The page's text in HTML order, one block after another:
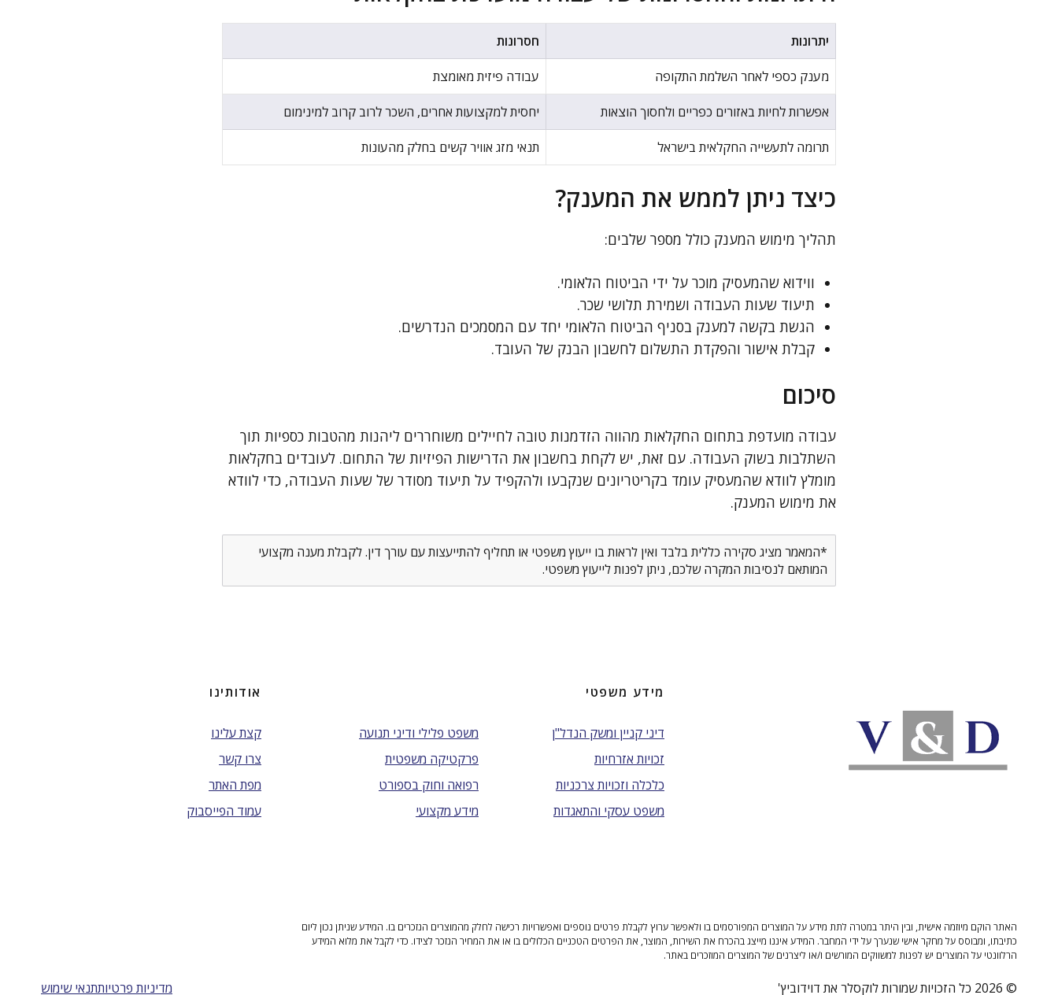
יתרונות חסרונות
מענק כספי לאחר השלמת התקופה עבודה פיזית מאומצת
אפשרות לחיות באזורים כפריים ולחסוך הוצאות יחסית למקצועות אחרים, השכר לרוב קרוב למינימום
תרומה לתעשייה החקלאית בישראל תנאי מזג אוויר קשים בחלק מהעונות
כיצד ניתן לממש את המענק?
תהליך מימוש המענק כולל מספר שלבים:
ווידוא שהמעסיק מוכר על ידי הביטוח הלאומי.
תיעוד שעות העבודה ושמירת תלושי שכר.
הגשת בקשה למענק בסניף הביטוח הלאומי יחד עם המסמכים הנדרשים.
קבלת אישור והפקדת התשלום לחשבון הבנק של העובד.
סיכום
עבודה מועדפת בתחום החקלאות מהווה הזדמנות טובה לחיילים משוחררים ליהנות מהטבות כספיות תוך
השתלבות בשוק העבודה. עם זאת, יש לקחת בחשבון את הדרישות הפיזיות של התחום. לעובדים בחקלאות
מומלץ לוודא שהמעסיק עומד בקריטריונים שנקבעו ולהקפיד על תיעוד מסודר של שעות העבודה, כדי לוודא
את מימוש המענק.
*המאמר מציג סקירה כללית בלבד ואין לראות בו ייעוץ משפטי או תחליף להתייעצות עם עורך דין. לקבלת מענה מקצועי
המותאם לנסיבות המקרה שלכם, ניתן לפנות לייעוץ משפטי.
מידע משפטי
דיני קניין ומשק הנדל"ן
זכויות אזרחיות
כלכלה וזכויות צרכניות
משפט עסקי והתאגדות
משפט פלילי ודיני תנועה
פרקטיקה משפטית
רפואה וחוק בספורט
מידע מקצועי
אודותינו
קצת עלינו
צרו קשר
מפת האתר
עמוד הפייסבוק
האתר הוקם מיוזמה אישית, ובין היתר במטרה לתת מידע על המוצרים המפורסמים בו ולאפשר ערוץ לקבלת פרטים נוספים ואפשרויות רכישה לחלק מהמוצרים הנזכרים בו. המידע שניתן נכון ליום
כתיבתו, ומבוסס על מחקר אישי שנערך על ידי המחבר. המידע איננו מייצג בהכרח את השירות, המוצר, את הפרטים הטכניים הכלולים בו או את המחיר הנזכר לצידו. כדי לקבל את מלוא המידע
הרלוונטי על המוצרים יש לפנות למשווקים המורשים ו/או ליצרנים של המוצרים המוזכרים באתר.
© 2026 כל הזכויות שמורות לוקסלר את דוידוביץ' מדיניות פרטיותתנאי שימוש